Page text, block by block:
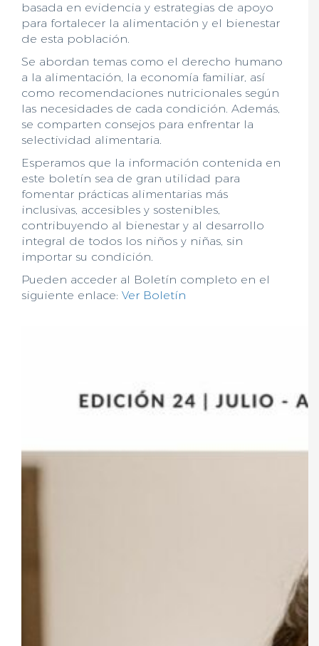
basada en evidencia y estrategias de apoyo
para fortalecer la alimentación y el bienestar
de esta población.
Se abordan temas como el derecho humano
a la alimentación, la economía familiar, así
como recomendaciones nutricionales según
las necesidades de cada condición. Además,
se comparten consejos para enfrentar la
selectividad alimentaria.
Esperamos que la información contenida en
este boletín sea de gran utilidad para
fomentar prácticas alimentarias más
inclusivas, accesibles y sostenibles,
contribuyendo al bienestar y al desarrollo
integral de todos los niños y niñas, sin
importar su condición.
Pueden acceder al Boletín completo en el
siguiente enlace: Ver Boletín